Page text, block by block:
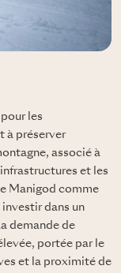
les
à préserver
associé à
et les
Manigod comme
dans un
demande de
portée par le
et la proximité de